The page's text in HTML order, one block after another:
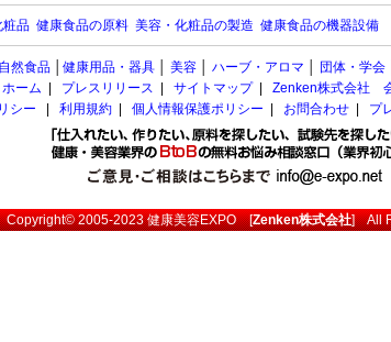
粧品 健康食品の原料 美容・化粧品の製造 健康食品の機器設備
自然食品 健康用品・器具 美容 ハーブ・アロマ 団体・学会
ホーム
プレスリリース サイトマップ| Zenken株式会社
シー
利用規約 個人情報保護ポリシー お問合わせ プ
Copyright© 2005-2023健康美容EXPO[Zenken株式会社] All